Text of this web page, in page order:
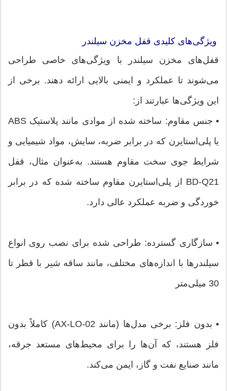
ویژگی‌های کلیدی قفل مخزن سیلندر
قفل‌های مخزن سیلندر با ویژگی‌های خاصی طراحی
می‌شوند تا عملکرد و ایمنی بالایی ارائه دهند. برخی از
این ویژگی‌ها عبارتند از:
• جنس مقاوم: ساخته شده از موادی مانند پلاستیک ABS
یا پلی‌استایرن که در برابر ضربه، سایش، مواد شیمیایی و
شرایط جوی سخت مقاوم هستند. به‌عنوان مثال، قفل
BD-Q21 از پلی‌استایرن مقاوم ساخته شده که در برابر
خوردگی و ضربه عملکرد عالی دارد.
• سازگاری گسترده: طراحی شده برای نصب روی انواع
سیلندرها با اندازه‌های مختلف، مانند ساقه شیر با قطر تا
30 میلی‌متر
• بدون فلز: برخی مدل‌ها (مانند AX-LO-02) کاملاً بدون
فلز هستند، که آن‌ها را برای محیط‌های مستعد جرقه،
مانند صنایع نفت و گاز، ایمن می‌کند.